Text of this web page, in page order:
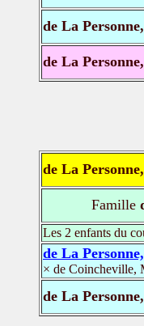
de La
de La
de La
Famille
Les 2 enfants du
de La
× de Coincheville,
de La